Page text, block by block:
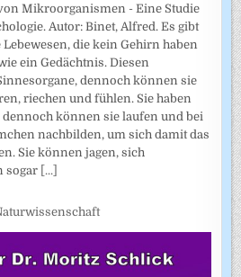
Mikroorganismen - Eine Studie
Autor: Binet, Alfred. Es gibt
die kein Gehirn haben
ein Gedächtnis. Diesen
dennoch können sie
riechen und fühlen. Sie haben
können sie laufen und bei
nachbilden, um sich damit das
Sie können jagen, sich
sogar [...]